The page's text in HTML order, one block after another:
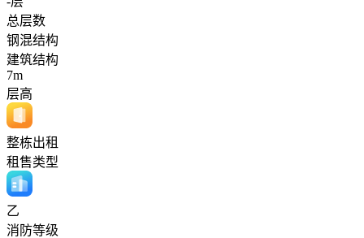
总层数
钢混结构
建筑结构
7m
层高
整栋出租
租售类型
乙
消防等级